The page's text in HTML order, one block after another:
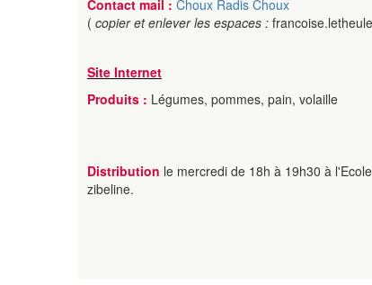
Contact mail : Choux Radis Choux
( copier et enlever les espaces :
Site Internet
Produits : Légumes, pommes, pain, volaille
Distribution le mercredi de 18h à 19h30 à
zibeline.